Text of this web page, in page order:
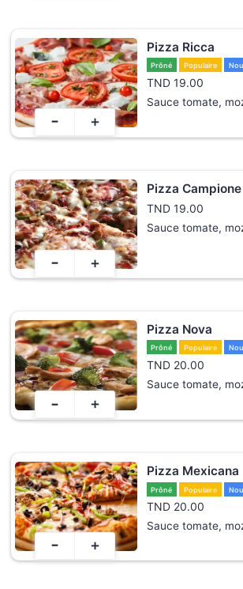
Pizza Ricca
Prôné Populaire
TND 19.00
Sauce tomate,
- +
Pizza Campione
TND 19.00
Sauce tomate,
- +
Pizza Nova
Prôné Populaire
TND 20.00
Sauce tomate,
- +
Pizza Mexicana
Prôné Populaire
TND 20.00
Sauce tomate,
- +